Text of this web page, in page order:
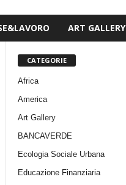
ART GALLERY
CATEGORIE
Africa
America
Art Gallery
BANCAVERDE
Ecologia Sociale Urbana
Educazione Finanziaria